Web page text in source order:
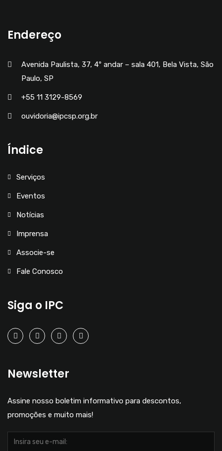
Endereço
Avenida Paulista, 37, 4º andar – sala 401, Bela Vista, São
Paulo, SP
+55 11 3129-8569
ouvidoria@ipcsp.org.br
Índice
Serviços
Eventos
Notícias
Imprensa
Associe-se
Fale Conosco
Siga o IPC
Newsletter
Assine nosso boletim informativo para descontos,
promoções e muito mais!